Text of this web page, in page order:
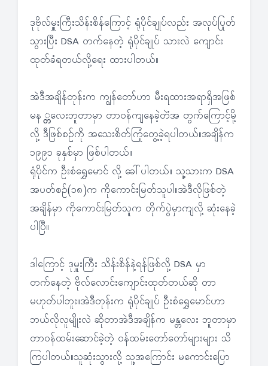
ဒုဗိုလ်မှူးကြီးသိန်းစိန်ကြောင့် ရုံပိုင်ချုပ်လည်း အလုပ်ပြုတ်
သွားပြီး DSA တက်နေတဲ့ ရုံပိုင်ချုပ် သားလဲ ကျောင်း
ထုတ်ခံရတယ်လို့ရေး ထားပါတယ်။
အဲဒီအချိန်တုန်းက ကျွန်တော်ဟာ မီးရထားအရာရှိအဖြစ်
မန ္တလေးဘူတာမှာ တာဝန်ကျနေခဲ့တဲံအ တွက်ကြောင့်မို့
လို့ ဒီဖြစ်စဉ်ကို အသေးစိတ်ကြုံတွေ့ခဲ့ရပါတယ်။အချိန်က
၁၉၉၁ ခုနှစ်မှာ ဖြစ်ပါတယ်။
ရုံပိုင်က ဦးစံရွှေမောင် လို့ ခေါ်ပါတယ်။ သူ့သားက DSA
အပတ်စဉ်(၁၈)က ကိုကောင်းမြတ်သူပါ။အဲဒီလိုဖြစ်တဲ့
အချိန်မှာ ကိုကောင်းမြတ်သူက တိုက်ပွဲမှာကျလို့ ဆုံးနေခဲ့
ပါပြီ။
ဒါကြောင့် ဒုမှူးကြီး သိန်းစိန်နဲ့ရန်ဖြစ်လို့ DSA မှာ
တက်နေတဲ့ ဗိုလ်လောင်းကျောင်းထုတ်တယ်ဆို တာ
မဟုတ်ပါဘူး။အဲဒီတုန်းက ရုံပိုင်ချုပ် ဦးစံရွှေမောင်ဟာ
ဘယ်လိုလူမျိုးလဲ ဆိုတာအဲဒီအချိန်က မန္တလေး ဘူတာမှာ
တာဝန်ထမ်းဆောင်ခဲ့တဲ့ ဝန်ထမ်းတော်တော်များများ သိ
ကြပါတယ်။သူဆုံးသွားလို့ သူ့အကြောင်း မကောင်းပြော